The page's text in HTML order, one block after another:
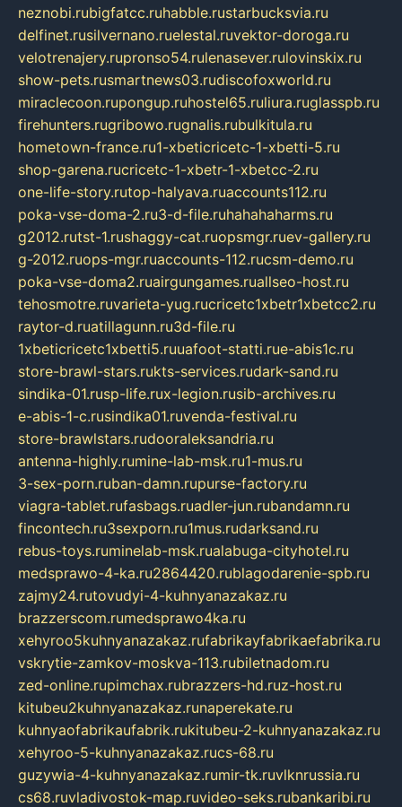
neznobi.rubigfatcc.ruhabble.rustarbucksvia.ru
delfinet.rusilvernano.ruelestal.ruvektor-doroga.ru
velotrenajery.rupronso54.rulenasever.rulovinskix.ru
show-pets.rusmartnews03.rudiscofoxworld.ru
miraclecoon.rupongup.ruhostel65.ruliura.ruglasspb.ru
firehunters.rugribowo.rugnalis.rubulkitula.ru
hometown-france.ru1-xbeticricetc-1-xbetti-5.ru
shop-garena.rucricetc-1-xbetr-1-xbetcc-2.ru
one-life-story.rutop-halyava.ruaccounts112.ru
poka-vse-doma-2.ru3-d-file.ruhahahaharms.ru
g2012.rutst-1.rushaggy-cat.ruopsmgr.ruev-gallery.ru
g-2012.ruops-mgr.ruaccounts-112.rucsm-demo.ru
poka-vse-doma2.ruairgungames.ruallseo-host.ru
tehosmotre.ruvarieta-yug.rucricetc1xbetr1xbetcc2.ru
raytor-d.ruatillagunn.ru3d-file.ru
1xbeticricetc1xbetti5.ruuafoot-statti.rue-abis1c.ru
store-brawl-stars.rukts-services.rudark-sand.ru
sindika-01.rusp-life.rux-legion.rusib-archives.ru
e-abis-1-c.rusindika01.ruvenda-festival.ru
store-brawlstars.rudooraleksandria.ru
antenna-highly.rumine-lab-msk.ru1-mus.ru
3-sex-porn.ruban-damn.rupurse-factory.ru
viagra-tablet.rufasbags.ruadler-jun.rubandamn.ru
fincontech.ru3sexporn.ru1mus.rudarksand.ru
rebus-toys.ruminelab-msk.rualabuga-cityhotel.ru
medsprawo-4-ka.ru2864420.rublagodarenie-spb.ru
zajmy24.rutovudyi-4-kuhnyanazakaz.ru
brazzerscom.rumedsprawo4ka.ru
xehyroo5kuhnyanazakaz.rufabrikayfabrikaefabrika.ru
vskrytie-zamkov-moskva-113.rubiletnadom.ru
zed-online.rupimchax.rubrazzers-hd.ruz-host.ru
kitubeu2kuhnyanazakaz.runaperekate.ru
kuhnyaofabrikaufabrik.rukitubeu-2-kuhnyanazakaz.ru
xehyroo-5-kuhnyanazakaz.rucs-68.ru
guzywia-4-kuhnyanazakaz.rumir-tk.ruvlknrussia.ru
cs68.ruvladivostok-map.ruvideo-seks.rubankaribi.ru